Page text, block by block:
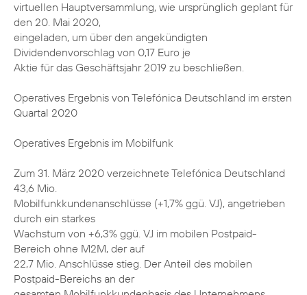
virtuellen Hauptversammlung, wie ursprünglich geplant für
den 20. Mai 2020,
eingeladen, um über den angekündigten
Dividendenvorschlag von 0,17 Euro je
Aktie für das Geschäftsjahr 2019 zu beschließen.
Operatives Ergebnis von Telefónica Deutschland im ersten
Quartal 2020
Operatives Ergebnis im Mobilfunk
Zum 31. März 2020 verzeichnete Telefónica Deutschland
43,6 Mio.
Mobilfunkkundenanschlüsse (+1,7% ggü. VJ), angetrieben
durch ein starkes
Wachstum von +6,3% ggü. VJ im mobilen Postpaid-
Bereich ohne M2M, der auf
22,7 Mio. Anschlüsse stieg. Der Anteil des mobilen
Postpaid-Bereichs an der